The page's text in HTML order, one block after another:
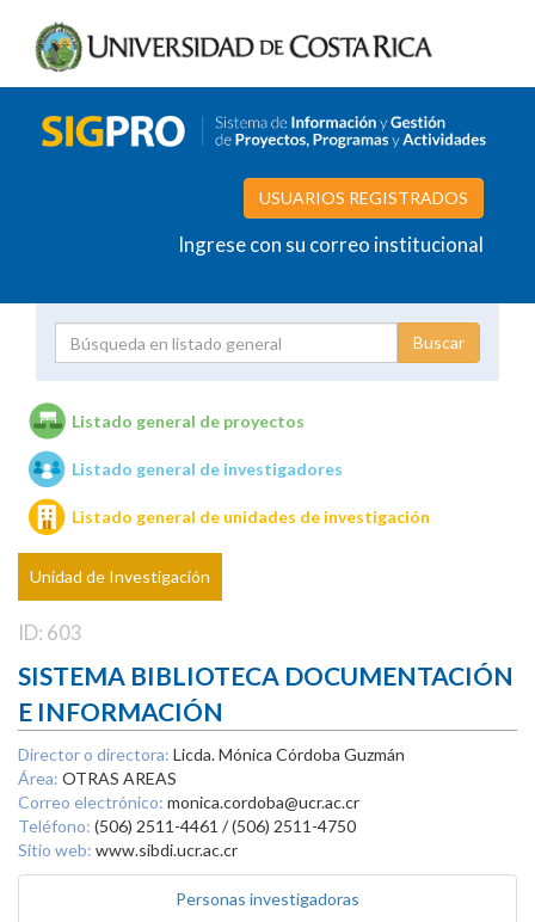
USUARIOS REGISTRADOS
Ingrese con su correo institucional
Unidades de investigación
Listado general de proyectos
Listado general de investigadores
Listado general de unidades de investigación
Unidad de Investigación
ID: 603
SISTEMA BIBLIOTECA DOCUMENTACIÓN
E INFORMACIÓN
Director o directora: Licda. Mónica Córdoba Guzmán
Área: OTRAS AREAS
Correo electrónico: monica.cordoba@ucr.ac.cr
Teléfono: (506) 2511-4461 / (506) 2511-4750
Sitio web: www.sibdi.ucr.ac.cr
Personas investigadoras